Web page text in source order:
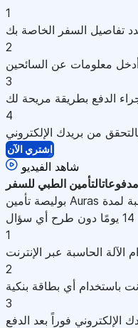
1
تفاصيل السفر الخاصة بك
2
أدخل معلومات عن السائحين
3
الدفع بطريقة مريحة لك
4
من بريدك الإلكتروني
اشتري الآن
شاهد الفيديو
مدفوعاتالتأمين الطبي للسفر
بوليصة تأمين Auras مدعومة بضمان استرداد الأموال بنسبة لمدة
14 يومًا دون طرح أي سؤال
1
الحاسبة عبر الإنترنت
2
باستخدام أي بطاقة بنكية
3
الإلكتروني فوراً بعد الدفع